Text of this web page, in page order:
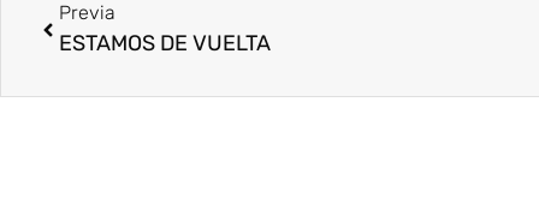
Previa
ESTAMOS DE VUELTA